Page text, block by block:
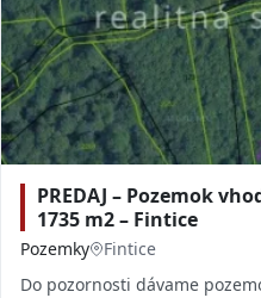
PREDAJ – Pozemok
1735 m2 – Fintice
Pozemky
Fintice
Do pozornosti dávame